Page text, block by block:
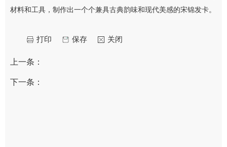
材料和工具，制作出一个个兼具古典韵味和现代美感的宋锦发卡。
关闭
保存
打印
上一条：
下一条：